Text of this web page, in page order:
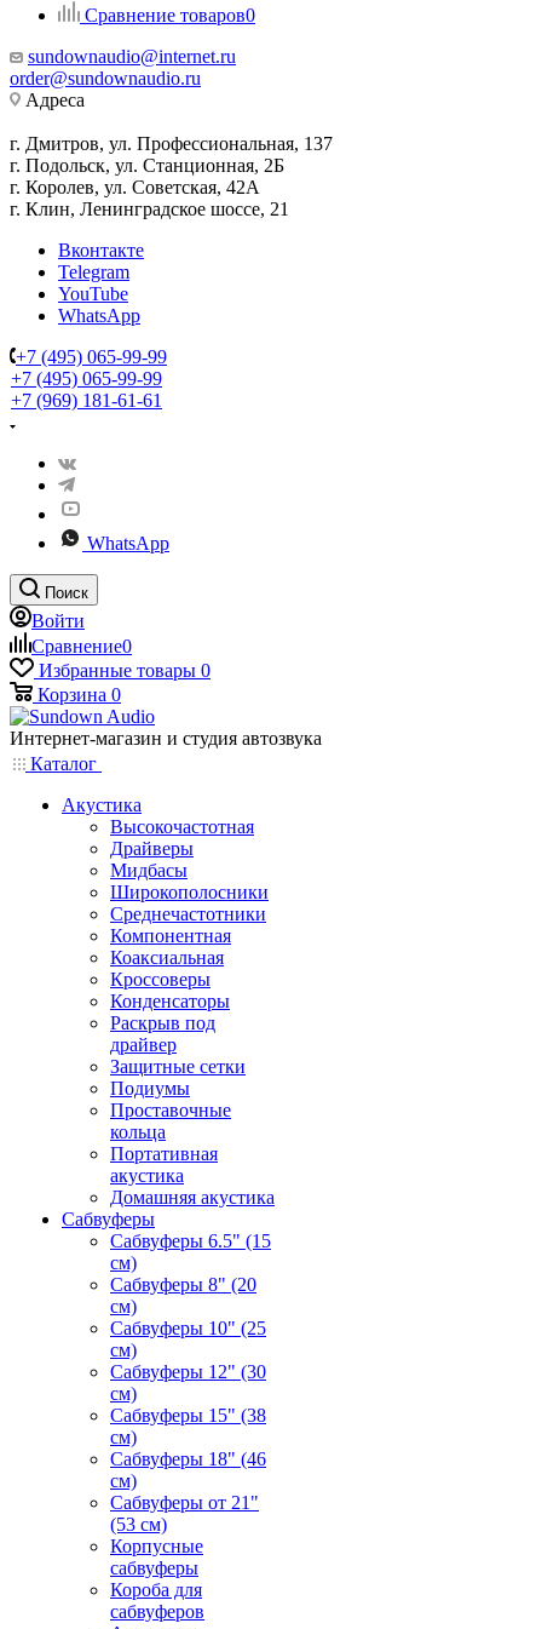
Сравнение товаров0
sundownaudio@internet.ru
order@sundownaudio.ru
Адреса
г. Дмитров, ул. Профессиональная, 137
г. Подольск, ул. Станционная, 2Б
г. Королев, ул. Советская, 42А
г. Клин, Ленинградское шоссе, 21
Вконтакте
Telegram
YouTube
WhatsApp
+7 (495) 065-99-99
+7 (495) 065-99-99
+7 (969) 181-61-61
WhatsApp
Поиск
Войти
Сравнение0
Избранные товары 0
Корзина 0
Интернет-магазин и студия автозвука
Каталог
Акустика
Высокочастотная
Драйверы
Мидбасы
Широкополосники
Среднечастотники
Компонентная
Коаксиальная
Кроссоверы
Конденсаторы
Раскрыв под
драйвер
Защитные сетки
Подиумы
Проставочные
кольца
Портативная
акустика
Домашняя акустика
Сабвуферы
Сабвуферы 6.5" (15
см)
Сабвуферы 8" (20
см)
Сабвуферы 10" (25
см)
Сабвуферы 12" (30
см)
Сабвуферы 15" (38
см)
Сабвуферы 18" (46
см)
Сабвуферы от 21"
(53 см)
Корпусные
сабвуферы
Короба для
сабвуферов